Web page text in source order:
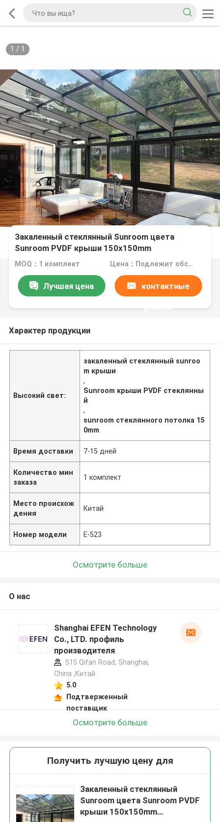
1 / 1
Закаленный стеклянный Sunroom цвета
Sunroom PVDF крыши 150x150mm
подгонянный стеклянный покрытый
MOQ：1 комплект Цена：Подлежит обсуждению
Лучшая цена контактные
данные
Характер продукции
Высокий свет:
закаленный стеклянный sunroo
m крыши
,
Sunroom крыши PVDF стеклянны
й
,
sunroom стеклянного потолка 15
0mm
Время доставки 7-15 дней
Количество мин
заказа
1 комплект
Место происхож
дения
Китай
Номер модели Е-523
Осмотрите больше
О нас
Shanghai EFEN Technology
Co., LTD. профиль
производителя
515 Qifan Road, Shanghai,
China ,Китай
5.0
Подтверженный
поставщик
Осмотрите больше
Получить лучшую цену для
Закаленный стеклянный
Sunroom цвета Sunroom PVDF
крыши 150x150mm